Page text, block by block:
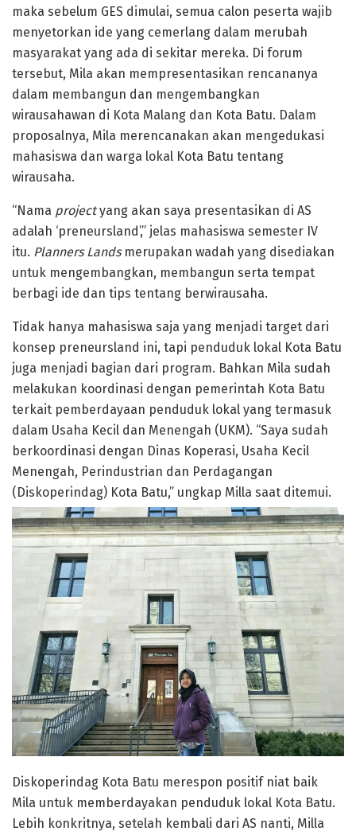
maka sebelum GES dimulai, semua calon peserta wajib
menyetorkan ide yang cemerlang dalam merubah
masyarakat yang ada di sekitar mereka. Di forum
tersebut, Mila akan mempresentasikan rencananya
dalam membangun dan mengembangkan
wirausahawan di Kota Malang dan Kota Batu. Dalam
proposalnya, Mila merencanakan akan mengedukasi
mahasiswa dan warga lokal Kota Batu tentang
wirausaha.
“Nama projectyang akan saya presentasikan di AS
adalah ‘preneursland’,” jelas mahasiswa semester IV
itu. Planners Landsmerupakan wadah yang disediakan
untuk mengembangkan, membangun serta tempat
berbagi ide dan tips tentang berwirausaha.
Tidak hanya mahasiswa saja yang menjadi target dari
konsep preneursland ini, tapi penduduk lokal Kota Batu
juga menjadi bagian dari program. Bahkan Mila sudah
melakukan koordinasi dengan pemerintah Kota Batu
terkait pemberdayaan penduduk lokal yang termasuk
dalam Usaha Kecil dan Menengah (UKM). “Saya sudah
berkoordinasi dengan Dinas Koperasi, Usaha Kecil
Menengah, Perindustrian dan Perdagangan
(Diskoperindag) Kota Batu,” ungkap Milla saat ditemui.
Diskoperindag Kota Batu merespon positif niat baik
Mila untuk memberdayakan penduduk lokal Kota Batu.
Lebih konkritnya, setelah kembali dari AS nanti, Milla